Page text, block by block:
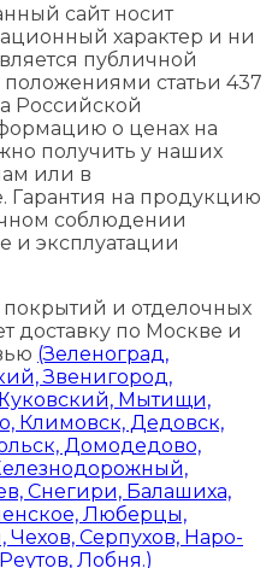
сайт носит
характер и ни
публичной
статьи 437
Российской
о ценах на
получить у наших
или в
Гарантия на продукцию
соблюдении
и эксплуатации
и отделочных
доставку по Москве и
(Зеленоград,
Звенигород,
Мытищи,
Климовск, Дедовск,
Домодедово,
Снегири, Балашиха,
Люберцы,
Серпухов, Наро-
Лобня.)